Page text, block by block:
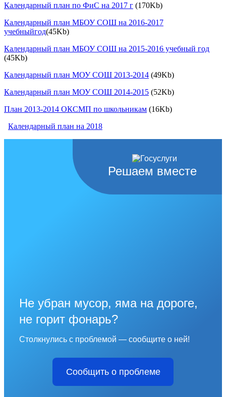
Календарный план по ФиС на 2017 г (170Kb)
Календарный план МБОУ СОШ на 2016-2017
учебныйгод(45Kb)
Календарный план МБОУ СОШ на 2015-2016 учебный год
(45Kb)
Календарный план МОУ СОШ 2013-2014 (49Kb)
Календарный план МОУ СОШ 2014-2015 (52Kb)
План 2013-2014 ОКСМП по школьникам (16Kb)
Календарный план на 2018
Решаем вместе
Не убран мусор, яма на дороге,
не горит фонарь?
Столкнулись с проблемой — сообщите о ней!
Сообщить о проблеме